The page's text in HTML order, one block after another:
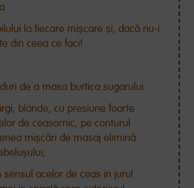
la fiecare mișcare și, dacă nu-i
din ceea ce faci!
de a masa burtica sugarului:
blânde, cu presiune foarte
de ceasornic, pe conturul
mișcări de masaj elimină
sensul acelor de ceas în jurul